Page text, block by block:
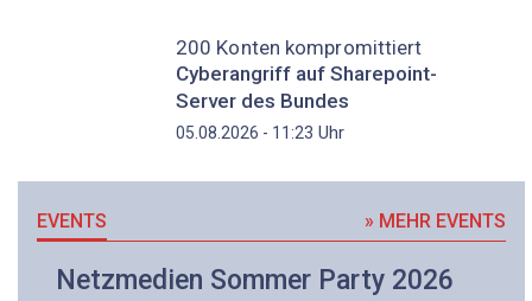
200 Konten kompromittiert
Cyberangriff auf Sharepoint-
Server des Bundes
05.08.2026 - 11:23 Uhr
EVENTS » MEHR EVENTS
Netzmedien Sommer Party 2026